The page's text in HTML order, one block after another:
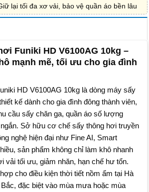
lại tối đa xơ vải, bảo vệ quần áo bền lâu
Funiki HD V6100AG 10kg –
mạnh mẽ, tối ưu cho gia đình
HD V6100AG 10kg là dòng máy sấy
kế dành cho gia đình đông thành viên,
cầu sấy chăn ga, quần áo số lượng
Sở hữu cơ chế sấy thông hơi truyền
nghệ hiện đại như Fine AI, Smart
sản phẩm không chỉ làm khô nhanh
vải tối ưu, giảm nhăn, hạn chế hư tổn.
cho điều kiện thời tiết nồm ẩm tại Hà
đặc biệt vào mùa mưa hoặc mùa